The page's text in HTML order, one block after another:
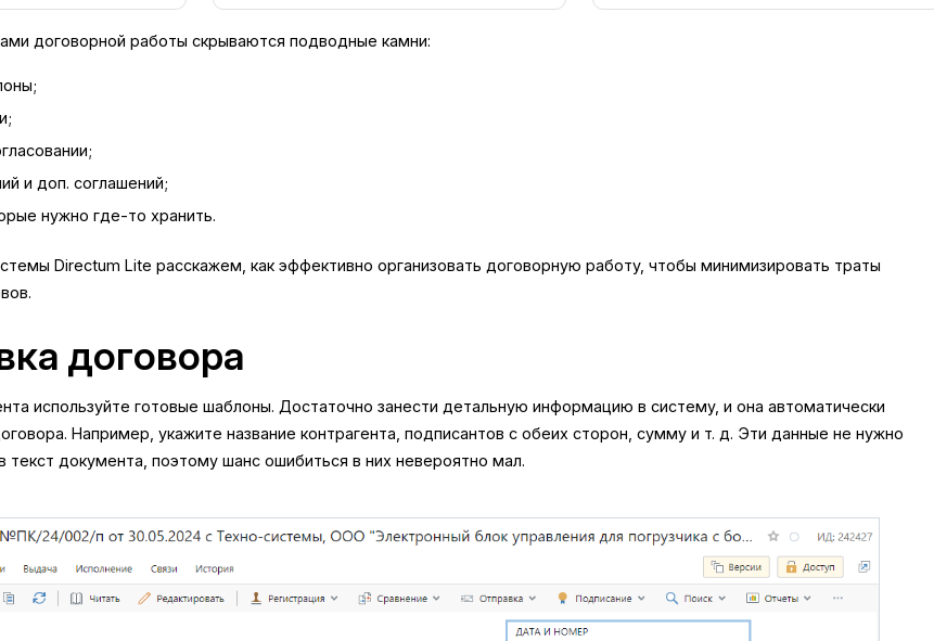
договорной работы скрываются подводные камни:
и доп. соглашений;
нужно где-то хранить.
Directum Lite расскажем, как эффективно организовать договорную работу, чтобы минимизировать траты
договора
используйте готовые шаблоны. Достаточно занести детальную информацию в систему, и она автоматически
Например, укажите название контрагента, подписантов с обеих сторон, сумму и т. д. Эти данные не нужно
текст документа, поэтому шанс ошибиться в них невероятно мал.